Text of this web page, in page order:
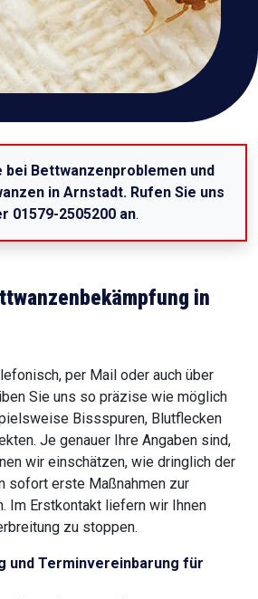
bei Bettwanzenproblemen und
in Arnstadt. Rufen Sie uns
01579-2505200 an.
in
per Mail oder auch über
Sie uns so präzise wie möglich
Bissspuren, Blutflecken
Je genauer Ihre Angaben sind,
wir einschätzen, wie dringlich der
sofort erste Maßnahmen zur
Im Erstkontakt liefern wir Ihnen
zu stoppen.
und Terminvereinbarung für